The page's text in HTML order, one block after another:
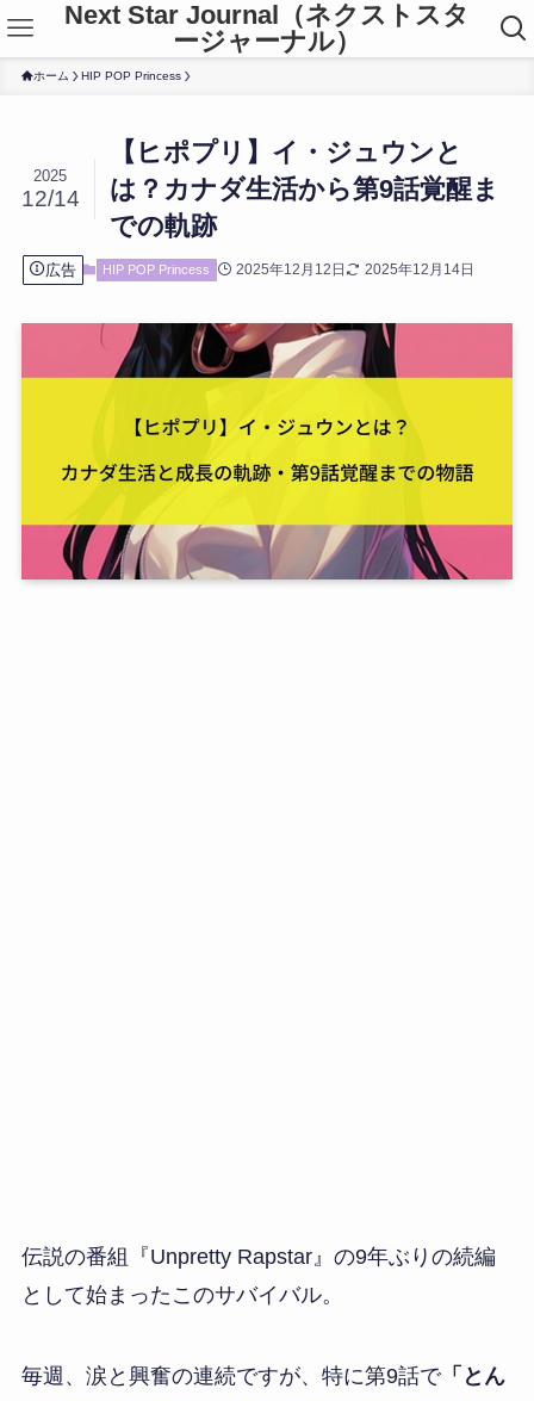
Next Star Journal（ネクストスタ
ージャーナル）
ホーム HIP POP Princess
【ヒポプリ】イ・ジュウンと
は？カナダ生活から第9話覚醒ま
での軌跡
2025
12/14
広告 HIP POP Princess 2025年12月12日 2025年12月14日
伝説の番組『Unpretty Rapstar』の9年ぶりの続編
として始まったこのサバイバル。
毎週、涙と興奮の連続ですが、特に第9話で「とん